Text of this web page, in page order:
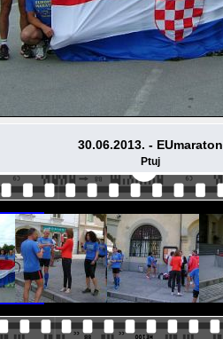
30.06.2013. - EUmaraton
Ptuj